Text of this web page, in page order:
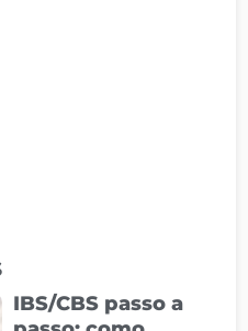
IBS/CBS passo a